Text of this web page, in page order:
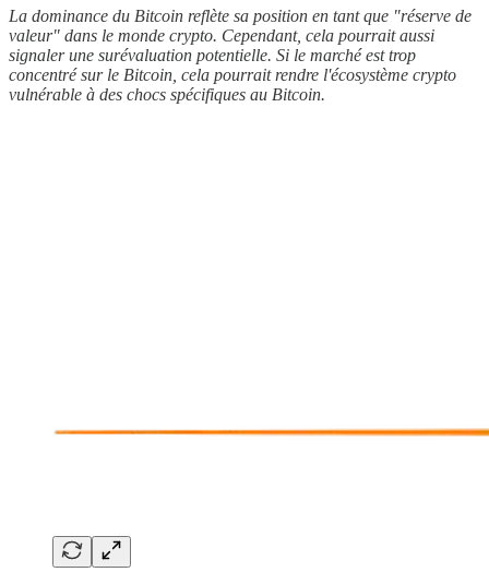
La dominance du Bitcoin reflète sa position en tant que "réserve de
valeur" dans le monde crypto. Cependant, cela pourrait aussi
signaler une surévaluation potentielle. Si le marché est trop
concentré sur le Bitcoin, cela pourrait rendre l'écosystème crypto
vulnérable à des chocs spécifiques au Bitcoin.